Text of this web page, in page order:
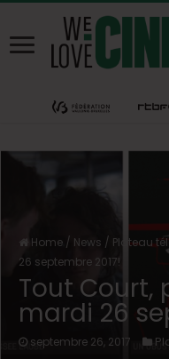
Home / News / Plateau
26 septembre 2017!
Tout Court,
mardi 26
septembre 26, 2017